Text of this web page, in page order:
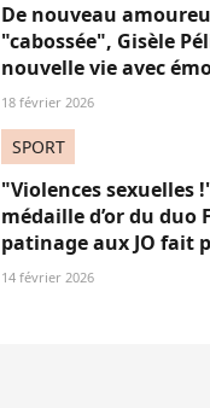
De nouveau
"cabossée", Gisèle
nouvelle vie avec
18 février 2026
SPORT
"Violences sexuelles
médaille d’or du duo
patinage aux JO fait
14 février 2026